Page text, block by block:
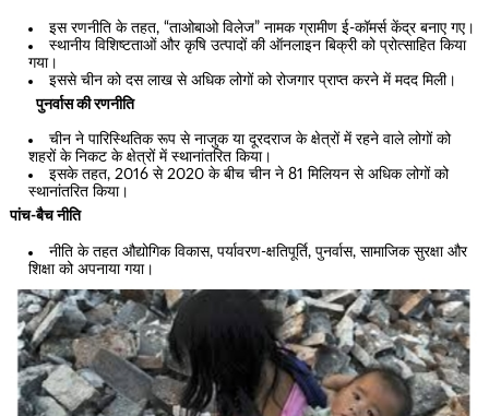
इस रणनीति के तहत, “ताओबाओ विलेज” नामक ग्रामीण ई-कॉमर्स केंद्र बनाए गए।
स्थानीय विशिष्टताओं और कृषि उत्पादों की ऑनलाइन बिक्री को प्रोत्साहित किया
गया।
इससे चीन को दस लाख से अधिक लोगों को रोजगार प्राप्त करने में मदद मिली।
पुनर्वास की रणनीति
चीन ने पारिस्थितिक रूप से नाजुक या दूरदराज के क्षेत्रों में रहने वाले लोगों को
शहरों के निकट के क्षेत्रों में स्थानांतरित किया।
इसके तहत, 2016 से 2020 के बीच चीन ने 81 मिलियन से अधिक लोगों को
स्थानांतरित किया।
पांच-बैच नीति
नीति के तहत औद्योगिक विकास, पर्यावरण-क्षतिपूर्ति, पुनर्वास, सामाजिक सुरक्षा और
शिक्षा को अपनाया गया।